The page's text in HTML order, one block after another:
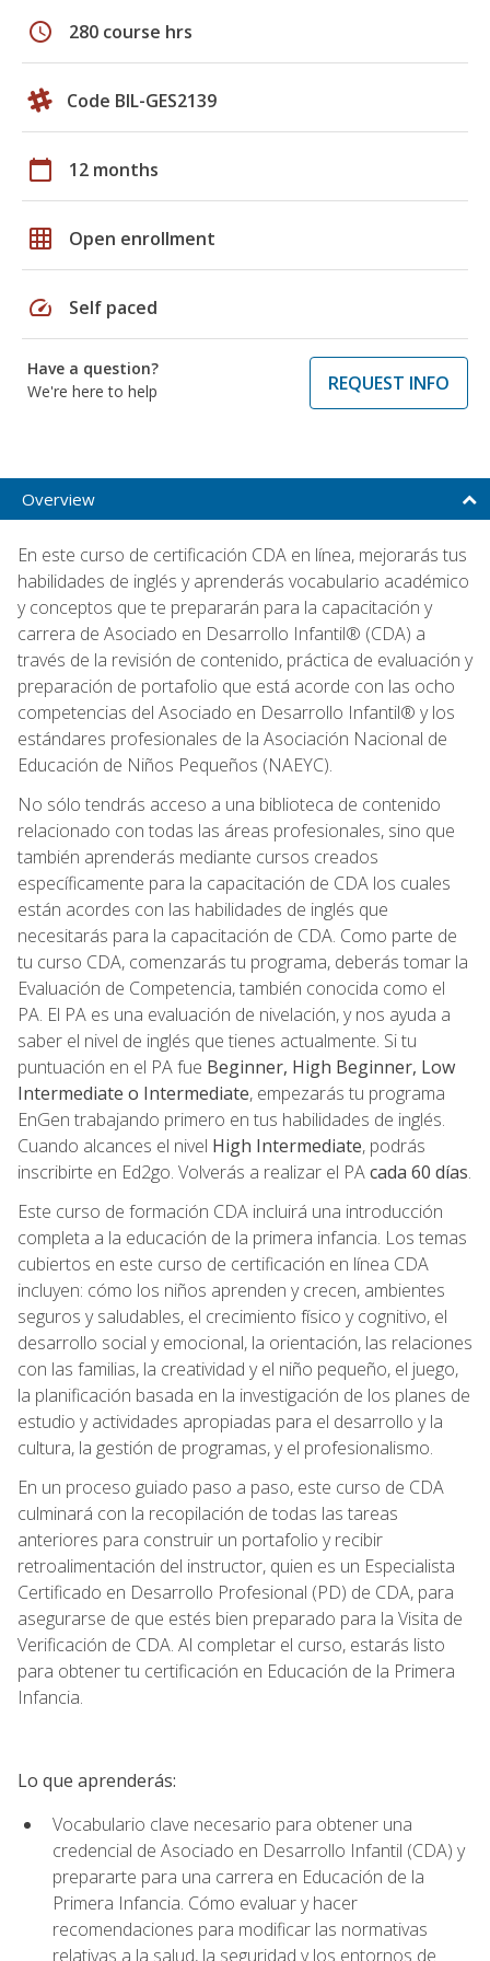
schedule 280 course hrs
Code BIL-GES2139
calendar_today 12 months
grid_on Open enrollment
speed Self paced
Have a question?
We're here to help
REQUEST INFO
Overview
En este curso de certificación CDA en línea, mejorarás tus
habilidades de inglés y aprenderás vocabulario académico
y conceptos que te prepararán para la capacitación y
carrera de Asociado en Desarrollo Infantil® (CDA) a
través de la revisión de contenido, práctica de evaluación y
preparación de portafolio que está acorde con las ocho
competencias del Asociado en Desarrollo Infantil® y los
estándares profesionales de la Asociación Nacional de
Educación de Niños Pequeños (NAEYC).
No sólo tendrás acceso a una biblioteca de contenido
relacionado con todas las áreas profesionales, sino que
también aprenderás mediante cursos creados
específicamente para la capacitación de CDA los cuales
están acordes con las habilidades de inglés que
necesitarás para la capacitación de CDA. Como parte de
tu curso CDA, comenzarás tu programa, deberás tomar la
Evaluación de Competencia, también conocida como el
PA. El PA es una evaluación de nivelación, y nos ayuda a
saber el nivel de inglés que tienes actualmente. Si tu
puntuación en el PA fue Beginner, High Beginner, Low
Intermediate o Intermediate, empezarás tu programa
EnGen trabajando primero en tus habilidades de inglés.
Cuando alcances el nivel High Intermediate, podrás
inscribirte en Ed2go. Volverás a realizar el PAcada 60 días.
Este curso de formación CDA incluirá una introducción
completa a la educación de la primera infancia. Los temas
cubiertos en este curso de certificación en línea CDA
incluyen: cómo los niños aprenden y crecen, ambientes
seguros y saludables, el crecimiento físico y cognitivo, el
desarrollo social y emocional, la orientación, las relaciones
con las familias, la creatividad y el niño pequeño, el juego,
la planificación basada en la investigación de los planes de
estudio y actividades apropiadas para el desarrollo y la
cultura, la gestión de programas, y el profesionalismo.
En un proceso guiado paso a paso, este curso de CDA
culminará con la recopilación de todas las tareas
anteriores para construir un portafolio y recibir
retroalimentación del instructor, quien es un Especialista
Certificado en Desarrollo Profesional (PD) de CDA, para
asegurarse de que estés bien preparado para la Visita de
Verificación de CDA. Al completar el curso, estarás listo
para obtener tu certificación en Educación de la Primera
Infancia.
Lo que aprenderás:
Vocabulario clave necesario para obtener una
credencial de Asociado en Desarrollo Infantil (CDA) y
prepararte para una carrera en Educación de la
Primera Infancia. Cómo evaluar y hacer
recomendaciones para modificar las normativas
relativas a la salud, la seguridad y los entornos de